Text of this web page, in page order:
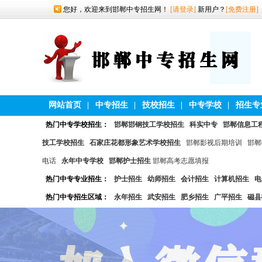
您好，欢迎来到邯郸中专招生网！ [请登录] 新用户？ [免费注册]
网站首页 中专招生 技校招生 中专学校 招生专
热门中专学校招生： 邯郸邯钢技工学校招生 科实中专 邯郸信息工
技工学校招生 石家庄花都形象艺术学校招生 邯郸影视后期培训 邯
电话 永年中专学校 邯郸护士招生 邯郸高考志愿填报
热门中专专业招生： 护士招生 幼师招生 会计招生 计算机招生
热门中专招生区域： 永年招生 武安招生 肥乡招生 广平招生 磁